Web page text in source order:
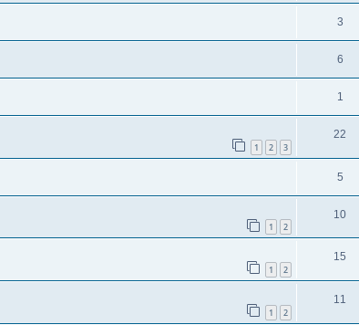
3
6
1
1 2 3
22
5
1 2
10
1 2
15
1 2
11